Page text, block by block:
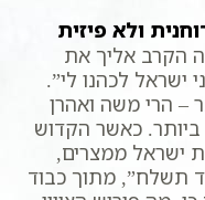
ולא פיזית
הקרב אליך את
ישראל לכהנו לי”.
– הרי משה ואהרן
ביותר. כאשר הקדוש
ישראל ממצרים,
תשלח”, מתוך כבוד